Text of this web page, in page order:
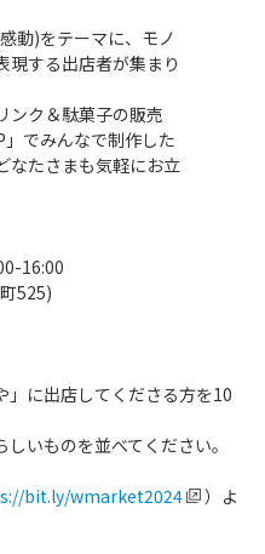
動)をテーマに、モノ
現する出店者が集まり
ンク＆駄菓子の販売
」でみんなで制作した
なたさまも気軽にお立
16:00
525)
」に出店してくださる方を10
いものを並べてください。
bit.ly/wmarket2024
）よ